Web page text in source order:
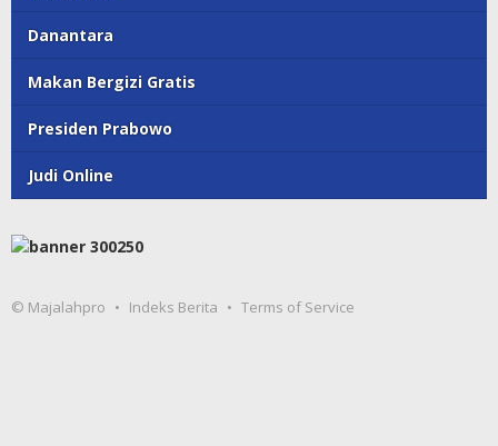
Danantara
Makan Bergizi Gratis
Presiden Prabowo
Judi Online
© Majalahpro Indeks Berita Terms of Service